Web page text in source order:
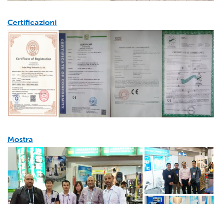
Certificazioni
Mostra